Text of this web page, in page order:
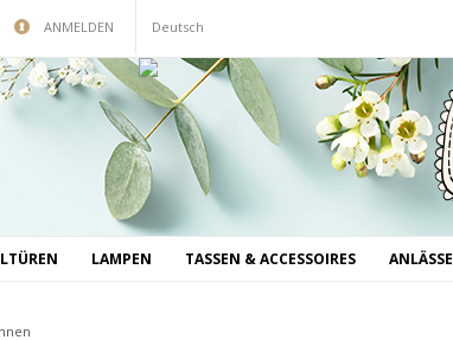
ANMELDEN Deutsch
LAMPEN TASSEN & ACCESSOIRES ANLÄSSE